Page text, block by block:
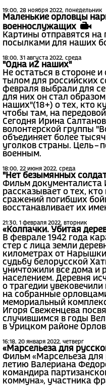
19:00, 28 ноября 2022, понедельник
Маленькие орловцы
военнослужащих
Картины отправятся на
посылками для наших
18:00, 31 августа 2022, среда
"Одна иZ наших"
Не остаться в стороне
тылом для российских
февраля выбрали для
для них он стал
наших"(18+) о тех, кто
чтобы там, на
Сегодня Ирина
волонтерской группы
объединяет более
уголков страны. Цель –
военным.
18:00, 22 июня 2022, среда
"Нет безымянных
Фильм документалиста
рассказывает о тех,
сражений погибших
восстанавливает их
21:30, 1 февраля 2022, вторник
«Колпачки. Убитая
В феврале 1942 года
стер с лица земли
километрах от
судьбу белорусской
уничтожили все дома и
населением. Деревня
о трагедии увековечили
на собранные
мемориальный
Игоря Свеженцева
случившимся в годы
в Урицком районе
16:18, 20 января 2022, четверг
«Марсельеза для
Фильм «Марсельеза для
летию Валериана
командира
коммуна», участника